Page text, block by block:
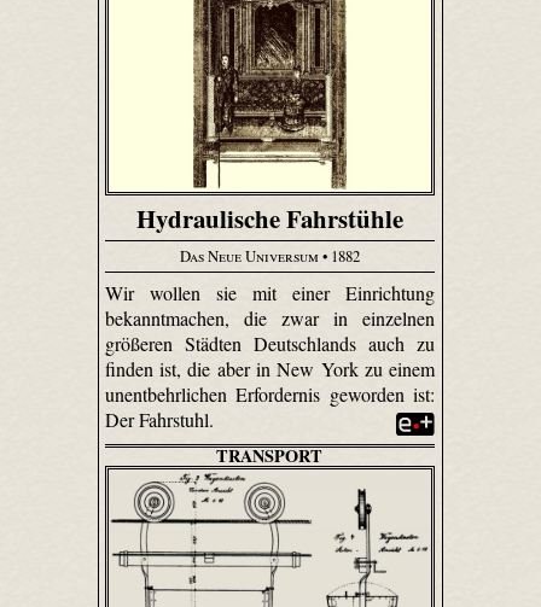
Hydraulische Fahrstühle
Das Neue Universum • 1882
Wir wollen sie mit einer Einrichtung
bekanntmachen, die zwar in einzelnen
größeren Städten Deutschlands auch zu
finden ist, die aber in New York zu einem
unentbehrlichen Erfordernis geworden ist:
Der Fahrstuhl.
TRANSPORT